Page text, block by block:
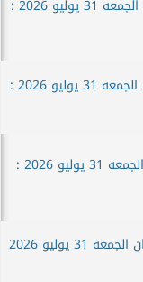
حظك اليوم برج الميزان الجمعه 31 يوليو 2026 :
حظك اليوم برج العذراء الجمعه 31 يوليو 2026 :
حظك اليوم برج الاسد الجمعه 31 يوليو 2026 :
حظك اليوم برج السرطان الجمعه 31 يوليو 2026